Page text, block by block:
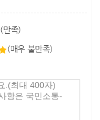
(만족)
(매우 불만족)